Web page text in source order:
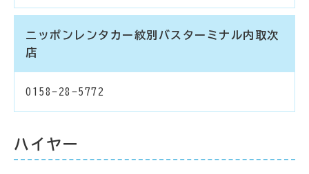
ニッポンレンタカー紋別バスターミナル内取次
店
0158-28-5772
ハイヤー